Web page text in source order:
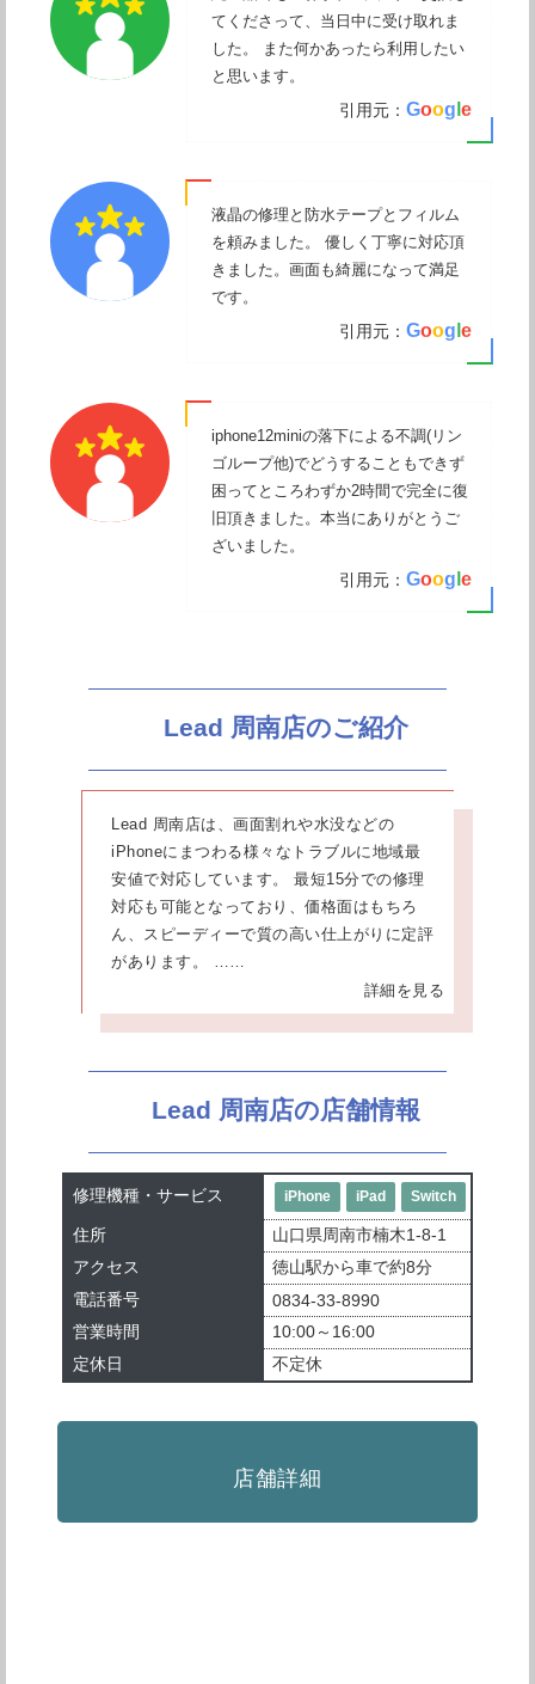
てくださって、当日中に受け取れま
した。 また何かあったら利用したい
と思います。
引用元： Goog e
液晶の修理と防水テープとフィルム
を頼みました。 優しく丁寧に対応頂
きました。画面も綺麗になって満足
です。
引用元： Goog e
iphone12miniの落下による不調(リン
ゴループ他)でどうすることもできず
困ってところわずか2時間で完全に復
旧頂きました。本当にありがとうご
ざいました。
引用元： Goog e
Lead 周南店のご紹介
Lead 周南店は、画面割れや水没などの
iPhoneにまつわる様々なトラブルに地域最
安値で対応しています。 最短15分での修理
対応も可能となっており、価格面はもちろ
ん、スピーディーで質の高い仕上がりに定評
があります。 ……
詳細を見る
Lead 周南店の店舗情報
修理機種・サービス iPhone iPad Switch
住所
山口県周南市楠木1-8-1
アクセス
徳山駅から車で約8分
電話番号
0834-33-8990
営業時間
10:00～16:00
定休日
不定休
店舗詳細